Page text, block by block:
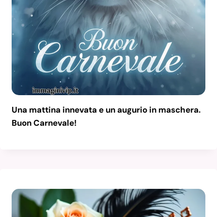
Una mattina innevata e un augurio in maschera.
Buon Carnevale!